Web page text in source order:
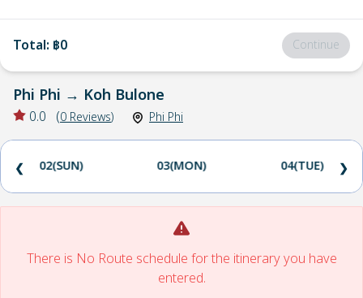
Total: ฿0 Continue
Phi Phi → Koh Bulone
0.0 (0 Reviews) Phi Phi
02(SUN) 03(MON) 04(TUE)
❮ ❯
There is No Route schedule for the itinerary you have
entered.